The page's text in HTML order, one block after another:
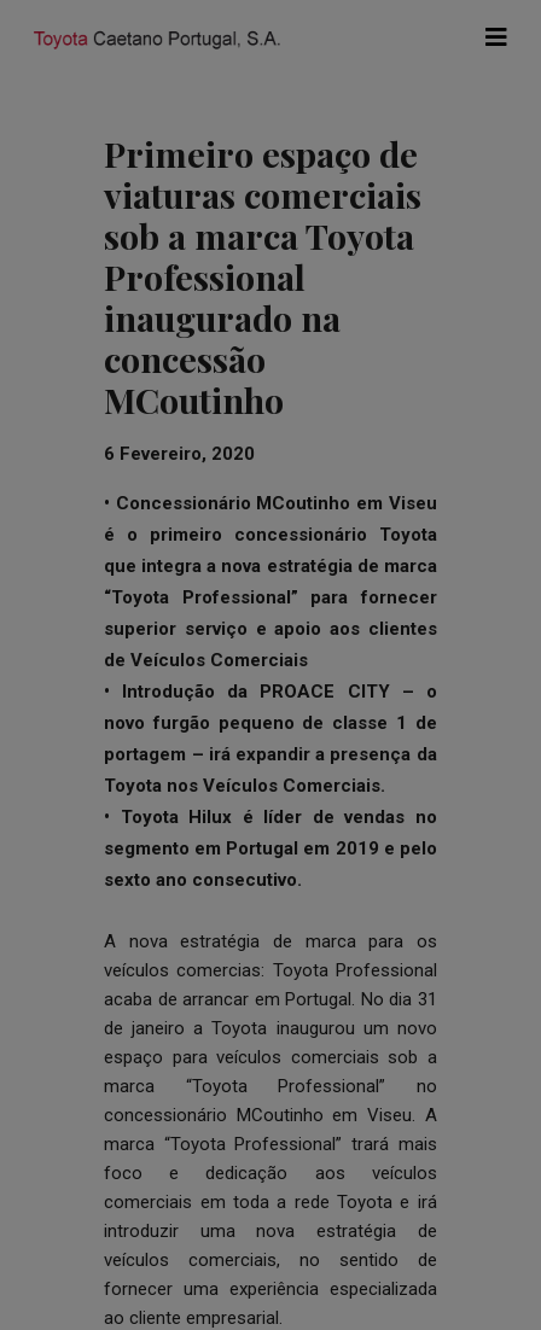
Primeiro espaço de
viaturas comerciais
sob a marca Toyota
Professional
inaugurado na
concessão
MCoutinho
6 Fevereiro, 2020
• Concessionário MCoutinho em Viseu
é o primeiro concessionário Toyota
que integra a nova estratégia de marca
“Toyota Professional” para fornecer
superior serviço e apoio aos clientes
deVeículos Comerciais
• Introdução da PROACE CITY – o
novo furgão pequeno de classe 1 de
portagem – irá expandir a presença da
Toyota nos Veículos Comerciais.
• Toyota Hilux é líder de vendas no
segmento em Portugal em 2019 e pelo
sexto ano consecutivo.
A nova estratégia de marca para os
veículos comercias: Toyota Professional
acaba de arrancar em Portugal. No dia 31
de janeiro a Toyota inaugurou um novo
espaço para veículos comerciais sob a
marca “Toyota Professional” no
concessionário MCoutinho em Viseu. A
marca “Toyota Professional” trará mais
foco e dedicação aos veículos
comerciais em toda a rede Toyota e irá
introduzir uma nova estratégia de
veículos comerciais, no sentido de
fornecer uma experiência especializada
ao cliente empresarial.